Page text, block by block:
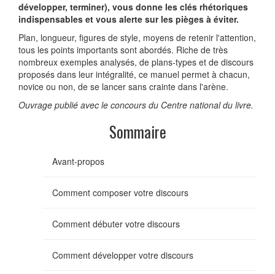
développer, terminer), vous donne les clés rhétoriques
indispensables et vous alerte sur les pièges à éviter.
Plan, longueur, figures de style, moyens de retenir l'attention,
tous les points importants sont abordés. Riche de très
nombreux exemples analysés, de plans-types et de discours
proposés dans leur intégralité, ce manuel permet à chacun,
novice ou non, de se lancer sans crainte dans l'arène.
Ouvrage publié avec le concours du Centre national du livre.
Sommaire
Avant-propos
Comment composer votre discours
Comment débuter votre discours
Comment développer votre discours